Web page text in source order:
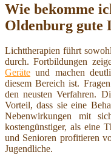
Wie bekomme
Oldenburg gute
Lichttherapien führt
durch. Fortbildungen
Geräte und machen
diesem Bereich ist.
den neusten Verfahren.
Vorteil, dass sie eine
Nebenwirkungen mit
kostengünstiger, als eine
und Senioren profitieren
Jugendliche.